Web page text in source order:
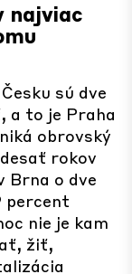
najviac
sú dve
a to je Praha
obrovský
rokov
Brna o dve
percent
nie je kam
žiť,